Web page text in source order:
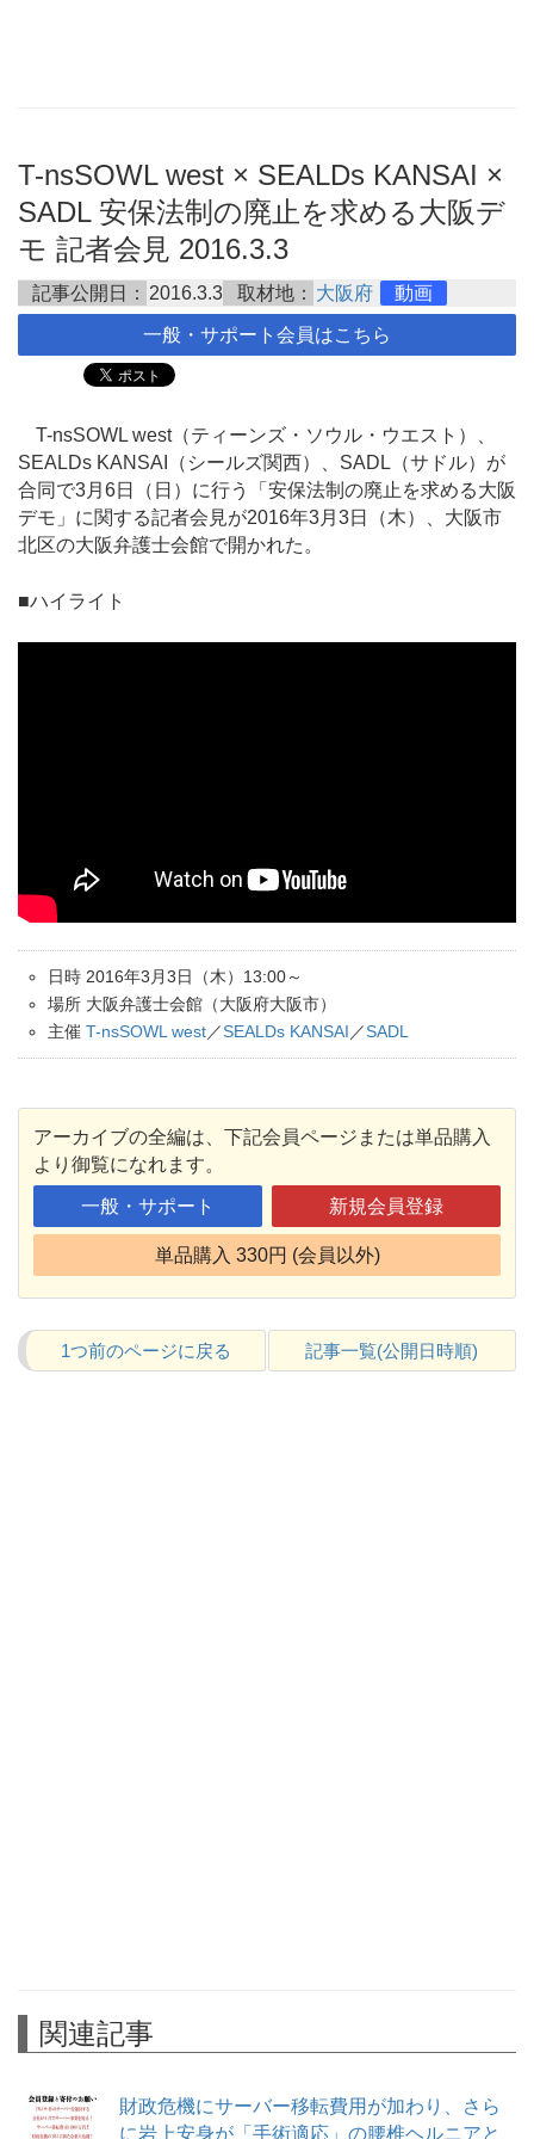
T-nsSOWL west × SEALDs KANSAI ×
SADL 安保法制の廃止を求める大阪デ
モ 記者会見 2016.3.3
記事公開日： 2016.3.3 取材地： 大阪府 動画
一般・サポート会員はこちら
T-nsSOWL west（ティーンズ・ソウル・ウエスト）、
SEALDs KANSAI（シールズ関西）、SADL（サドル）が
合同で3月6日（日）に行う「安保法制の廃止を求める大阪
デモ」に関する記者会見が2016年3月3日（木）、大阪市
北区の大阪弁護士会館で開かれた。
■ハイライト
日時 2016年3月3日（木）13:00～
場所 大阪弁護士会館（大阪府大阪市）
主催 T-nsSOWL west／SEALDs KANSAI ／SADL
アーカイブの全編は、下記会員ページまたは単品購入
より御覧になれます。
一般・サポート 新規会員登録
単品購入 330円 (会員以外)
1つ前のページに戻る 記事一覧(公開日時順)
関連記事
財政危機にサーバー移転費用が加わり、さら
に岩上安身が「手術適応」の腰椎ヘルニアと